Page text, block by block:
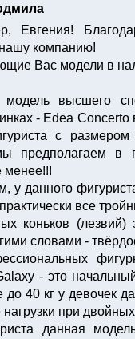
Евгения!
компанию!
Вас модели в
высшего
- Edea Concerto
с
предполагаем в
менее!!!
у данного
все
коньков (лезвий)
словами -
- это
до 40 кг у девочек
при
данная